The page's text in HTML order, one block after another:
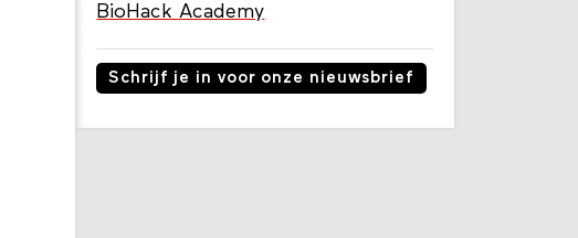
BioHack Academy
Schrijf je in voor onze nieuwsbrief